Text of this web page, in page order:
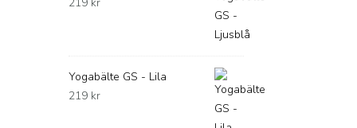
219 kr
Yogabälte GS - Lila
219 kr